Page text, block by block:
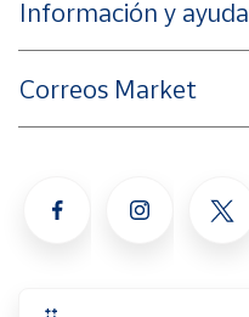
Información y ayuda
Correos Market